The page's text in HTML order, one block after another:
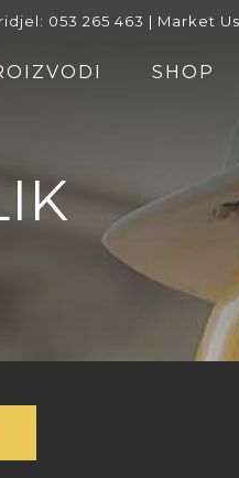
053 265 463 | Market
SHOP